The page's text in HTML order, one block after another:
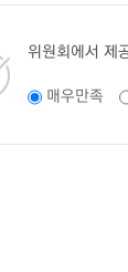
위원회에서 제
매우만족